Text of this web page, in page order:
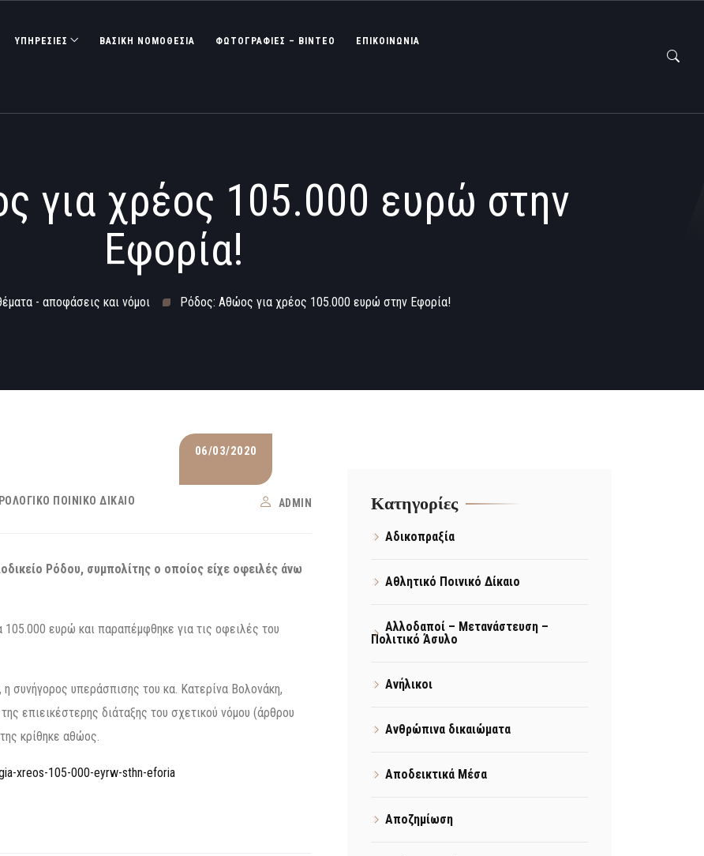
ΥΠΗΡΕΣΙΕΣ ΒΑΣΙΚΉ ΝΟΜΟΘΕΣΊΑ ΦΩΤΟΓΡΑΦΊΕΣ – ΒΊΝΤΕΟ ΕΠΙΚΟΙΝΩΝΙΑ
για χρέος 105.000 ευρώ στην
Εφορία!
- αποφάσεις και νόμοι Ρόδος: Αθώος για χρέος 105.000 ευρώ στην Εφορία!
06/03/2020
ΠΟΙΝΙΚΌ ΔΊΚΑΙΟ ADMIN
Ρόδου, συμπολίτης ο οποίος είχε οφειλές άνω
ευρώ και παραπέμφθηκε για τις οφειλές του
η συνήγορος υπεράσπισης του κα. Κατερίνα Βολονάκη,
επιεικέστερης διάταξης του σχετικού νόμου (άρθρου
κρίθηκε αθώος.
xreos-105-000-eyrw-sthn-eforia
Kατηγορίες
Αδικοπραξία
Αθλητικό Ποινικό Δίκαιο
Αλλοδαποί – Μετανάστευση –
Πολιτικό Άσυλο
Ανήλικοι
Ανθρώπινα δικαιώματα
Αποδεικτικά Μέσα
Αποζημίωση